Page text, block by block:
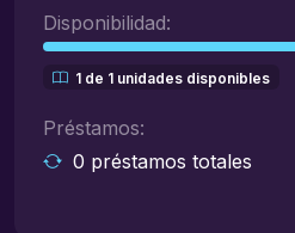
Disponibilidad:
1 de 1 unidades disponibles
Préstamos:
0 préstamos totales